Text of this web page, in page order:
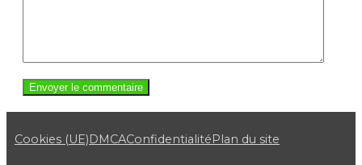
Cookies (UE)DMCAConfidentialitéPlan du site